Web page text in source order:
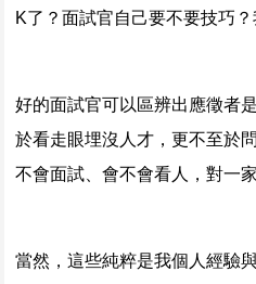
K了？面試官自己要不要技巧？
好的面試官可以區辨出應徵者
於看走眼埋沒人才，更不至於
不會面試、會不會看人，對一
當然，這些純粹是我個人經驗